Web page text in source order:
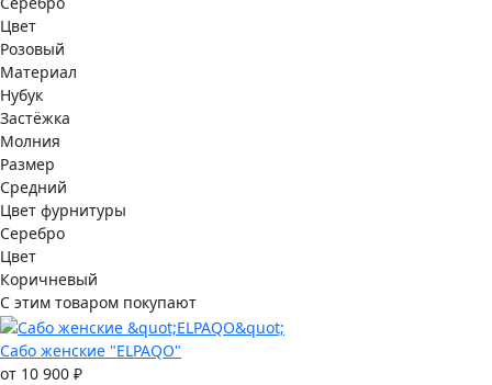
Цвет
Розовый
Материал
Нубук
Застёжка
Молния
Размер
Средний
Цвет фурнитуры
Серебро
Цвет
Коричневый
С этим товаром покупают
Сабо женские "ELPAQO"
от 10 900 ₽